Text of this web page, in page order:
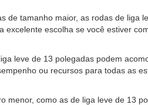
de tamanho maior, as rodas de
escolha se você estiver
leve de 13 polegadas podem
ou recursos para todas as
menor, como as de liga leve de 13